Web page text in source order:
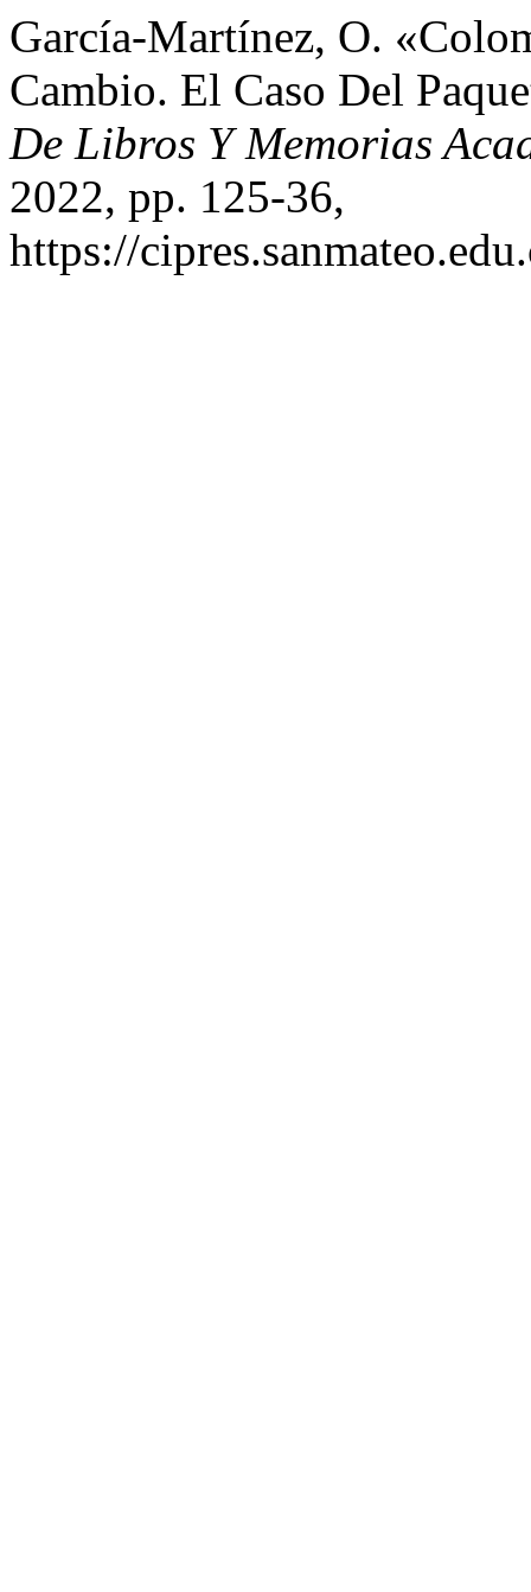
García-Martínez, O.
Cambio. El Caso Del
De Libros Y Memorias
2022, pp. 125-36,
https://